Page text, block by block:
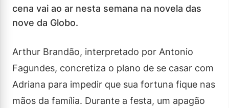
cena vai ao ar nesta semana na novela das
nove da Globo.
Arthur Brandão, interpretado por Antonio
Fagundes, concretiza o plano de se casar com
Adriana para impedir que sua fortuna fique nas
mãos da família. Durante a festa, um apagão